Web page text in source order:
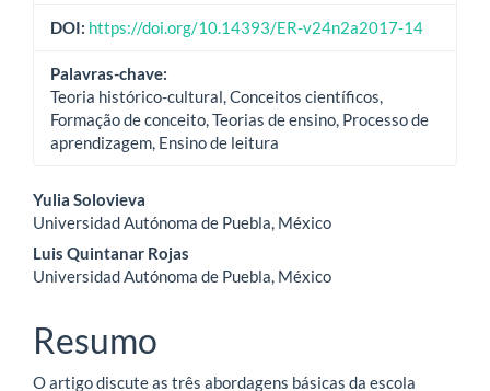
DOI: https://doi.org/10.14393/ER-v24n2a2017-14
Palavras-chave:
Teoria histórico-cultural, Conceitos científicos,
Formação de conceito, Teorias de ensino, Processo de
aprendizagem, Ensino de leitura
Conteúdo
do
artigo
principal
Yulia Solovieva
Universidad Autónoma de Puebla, México
Luis Quintanar Rojas
Universidad Autónoma de Puebla, México
Resumo
O artigo discute as três abordagens básicas da escola